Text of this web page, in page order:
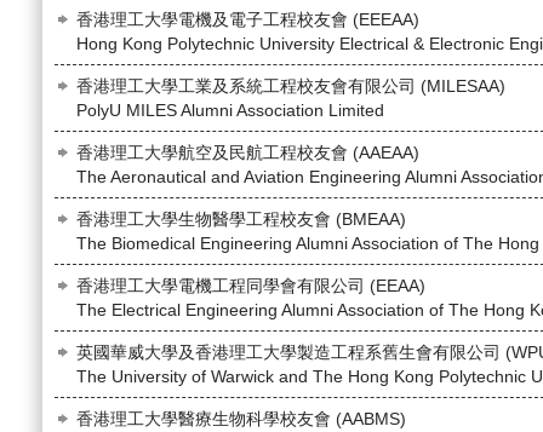
香港理工大學電機及電子工程校友會 (EEEAA)
Hong Kong Polytechnic University Electrical & Electronic
香港理工大學工業及系統工程校友會有限公司 (MILESAA)
PolyU MILES Alumni Association Limited
香港理工大學航空及民航工程校友會 (AAEAA)
The Aeronautical and Aviation Engineering Alumni
香港理工大學生物醫學工程校友會 (BMEAA)
The Biomedical Engineering Alumni Association of The
香港理工大學電機工程同學會有限公司 (EEAA)
The Electrical Engineering Alumni Association of The Hong
英國華威大學及香港理工大學製造工程系舊生會有限公司
The University of Warwick and The Hong Kong Polytechnic
香港理工大學醫療生物科學校友會 (AABMS)